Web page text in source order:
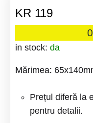
KR 119
in stock: da
Mărimea:
Prețul diferă la
pentru detalii.